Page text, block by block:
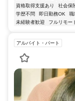
資格取得支援あり
社会保
学歴不問
即日勤務OK 職
未経験者歓迎
フルリモー
アルバイト・パート